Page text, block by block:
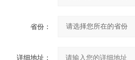
省份：
详细地址：